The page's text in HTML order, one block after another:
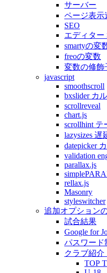
サーバー
ページ表示
SEO
エディター
smartyの変
freoの変数
変数の修飾
javascript
smoothscroll
bxslider カ
scrollreveal
chart.js
scrollhint
lazysizes 遅
datepicker
validation
parallax.js
rellax.js
Masonry
styleswitcher
追加オプション
試合結果
Google for
パスワード
クラブ紹介
TOP